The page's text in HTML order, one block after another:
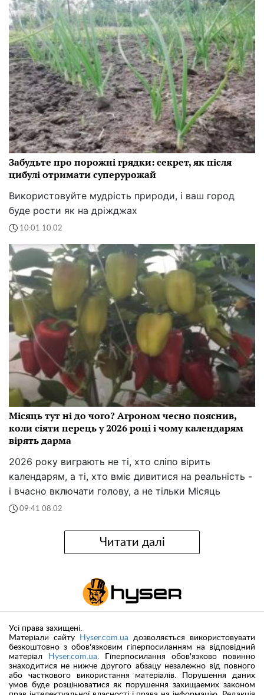
Забудьте про порожні грядки: секрет, як після
цибулі отримати суперурожай
Використовуйте мудрість природи, і ваш город
буде рости як на дріжджах
10:01 10.02
Місяць тут ні до чого? Агроном чесно пояснив,
коли сіяти перець у 2026 році і чому календарям
вірять дарма
2026 року виграють не ті, хто сліпо вірить
календарям, а ті, хто вміє дивитися на реальність -
і вчасно включати голову, а не тільки Місяць
09:41 08.02
Читати далі
Усі права захищені.
Матеріали сайту
Hyser.com.ua дозволяється використовувати
безкоштовно з обов'язковим гіперпосиланням на відповідний
матеріал
Hyser.com.ua. Гіперпосилання обов'язково повинно
знаходитися не нижче другого абзацу незалежно від повного
або часткового використання матеріалів. Порушення даних
умов буде розцінюватися як порушення захищаемих законом